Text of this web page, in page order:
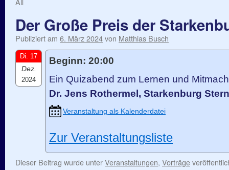
Der Große Preis der
Publiziert am 6. März 2024von Matthias Busch
Di. 17
Dez.
2024
Beginn: 20:00
Ein Quizabend zum Lernen und
Dr. Jens Rothermel, Starkenburg
Veranstaltung als Kalenderdatei
Zur Veranstaltungsliste
Dieser Beitrag wurde unterVeranstaltungen, Vorträge